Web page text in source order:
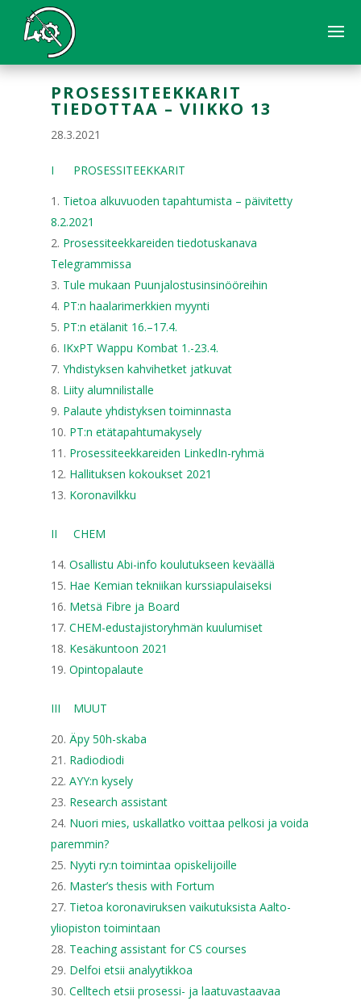
PROSESSITEEKKARIT
TIEDOTTAA – VIIKKO 13
28.3.2021
I PROSESSITEEKKARIT
Tietoa alkuvuoden tapahtumista – päivitetty
8.2.2021
Prosessiteekkareiden tiedotuskanava
Telegrammissa
Tule mukaan Puunjalostusinsinööreihin
PT:n haalarimerkkien myynti
PT:n etälanit 16.–17.4.
IKxPT Wappu Kombat 1.-23.4.
Yhdistyksen kahvihetket jatkuvat
Liity alumnilistalle
Palaute yhdistyksen toiminnasta
PT:n etätapahtumakysely
Prosessiteekkareiden LinkedIn-ryhmä
Hallituksen kokoukset 2021
Koronavilkku
II CHEM
Osallistu Abi-info koulutukseen keväällä
Hae Kemian tekniikan kurssiapulaiseksi
Metsä Fibre ja Board
CHEM-edustajistoryhmän kuulumiset
Kesäkuntoon 2021
Opintopalaute
III MUUT
Äpy 50h-skaba
Radiodiodi
AYY:n kysely
Research assistant
Nuori mies, uskallatko voittaa pelkosi ja voida
paremmin?
Nyyti ry:n toimintaa opiskelijoille
Master’s thesis with Fortum
Tietoa koronaviruksen vaikutuksista Aalto-
yliopiston toimintaan
Teaching assistant for CS courses
Delfoi etsii analyytikkoa
Celltech etsii prosessi- ja laatuvastaavaa